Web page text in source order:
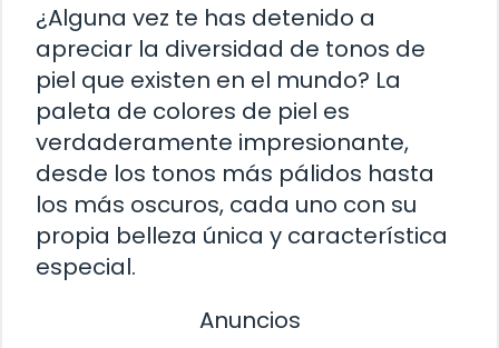
¿Alguna vez te has detenido a
apreciar la diversidad de tonos de
piel que existen en el mundo? La
paleta de colores de piel es
verdaderamente impresionante,
desde los tonos más pálidos hasta
los más oscuros, cada uno con su
propia belleza única y característica
especial.
Anuncios